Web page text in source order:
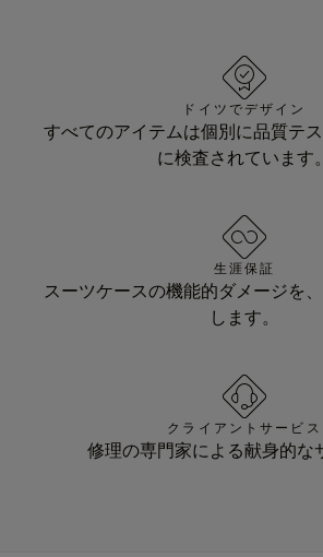
ドイツでデザイン
すべてのアイテムは個別に品質テ
に検査されています。
生涯保証
スーツケースの機能的ダメージを
します。
クライアントサービス
修理の専門家による献身的な